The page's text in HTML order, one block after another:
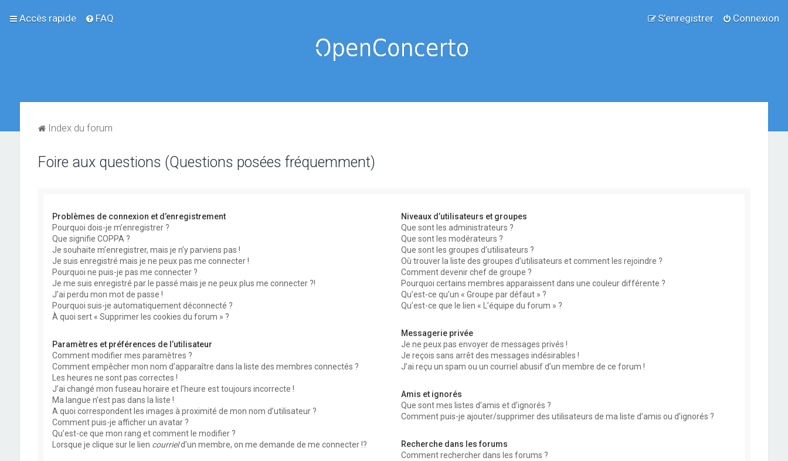
Accès rapide FAQ Connexion
S’enregistrer
Index du forum
Foire aux questions (Questions posées fréquemment)
Problèmes de connexion et d’enregistrement
Pourquoi dois-je m’enregistrer ?
Que signifie COPPA ?
Je souhaite m’enregistrer, mais je n’y parviens pas !
Je suis enregistré mais je ne peux pas me connecter !
Pourquoi ne puis-je pas me connecter ?
Je me suis enregistré par le passé mais je ne peux plus me connecter ?!
J’ai perdu mon mot de passe !
Pourquoi suis-je automatiquement déconnecté ?
À quoi sert « Supprimer les cookies du forum » ?
Paramètres et préférences de l’utilisateur
Comment modifier mes paramètres ?
Comment empêcher mon nom d’apparaître dans la liste des membres connectés ?
Les heures ne sont pas correctes !
J’ai changé mon fuseau horaire et l’heure est toujours incorrecte !
Ma langue n’est pas dans la liste !
A quoi correspondent les images à proximité de mon nom d’utilisateur ?
Comment puis-je afficher un avatar ?
Qu’est-ce que mon rang et comment le modifier ?
Lorsque je clique sur le lien courrield’un membre, on me demande de me connecter !?
Niveaux d’utilisateurs et groupes
Que sont les administrateurs ?
Que sont les modérateurs ?
Que sont les groupes d’utilisateurs ?
Où trouver la liste des groupes d’utilisateurs et comment les rejoindre ?
Comment devenir chef de groupe ?
Pourquoi certains membres apparaissent dans une couleur différente ?
Qu’est-ce qu’un « Groupe par défaut » ?
Qu’est-ce que le lien « L’équipe du forum » ?
Messagerie privée
Je ne peux pas envoyer de messages privés !
Je reçois sans arrêt des messages indésirables !
J’ai reçu un spam ou un courriel abusif d’un membre de ce forum !
Amis et ignorés
Que sont mes listes d’amis et d’ignorés ?
Comment puis-je ajouter/supprimer des utilisateurs de ma liste d’amis ou d’ignorés ?
Recherche dans les forums
Comment rechercher dans les forums ?